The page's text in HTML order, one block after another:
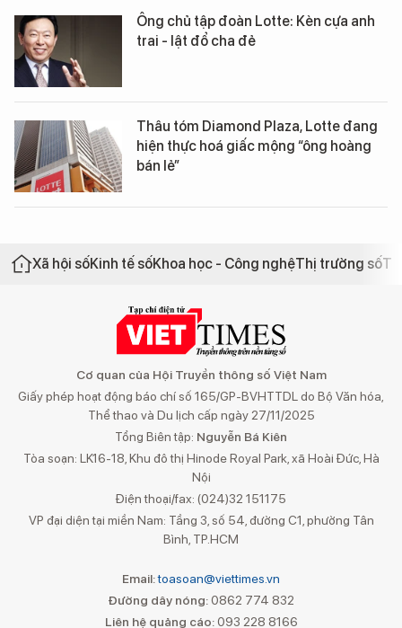
Ông chủ tập đoàn Lotte: Kèn cựa anh
trai - lật đổ cha đẻ
Thâu tóm Diamond Plaza, Lotte đang
hiện thực hoá giấc mộng “ông hoàng
bán lẻ”
Xã hội sốKinh tế sốKhoa học - Công nghệThị trường số
Cơ quan của Hội Truyền thông số Việt Nam
Giấy phép hoạt động báo chí số 165/GP-BVHTTDL do Bộ Văn hóa,
Thể thao và Du lịch cấp ngày 27/11/2025
Tổng Biên tập: Nguyễn Bá Kiên
Tòa soạn: LK16-18, Khu đô thị Hinode Royal Park, xã Hoài Đức, Hà
Nội
Điện thoại/fax: (024)32 151175
VP đại diện tại miền Nam: Tầng 3, số 54, đường C1, phường Tân
Bình, TP.HCM
Email:toasoan@viettimes.vn
Đường dây nóng: 0862 774 832
Liên hệ quảng cáo:093 228 8166